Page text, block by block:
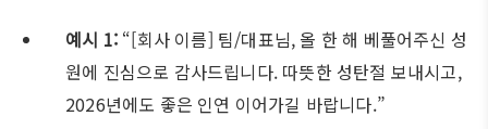
예시 1: “[회사 이름] 팀/대표님, 올 한 해 베풀어주신 성
원에 진심으로 감사드립니다. 따뜻한 성탄절 보내시고,
2026년에도 좋은 인연 이어가길 바랍니다.”